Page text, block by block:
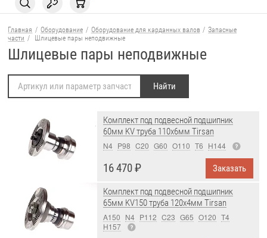
Главная / Оборудование / Оборудование для карданных валов / Запасные
части / Шлицевые пары неподвижные
Шлицевые пары неподвижные
Комплект под подвесной подшипник
60мм KV труба 110x6мм Tirsan
N4 P98 C20 G60 O110 T6 H144
16 470 ₽ Заказать
Комплект под подвесной подшипник
65мм KV150 труба 120x4мм Tirsan
A150 N4 P112 C23 G65 O120 T4
H157